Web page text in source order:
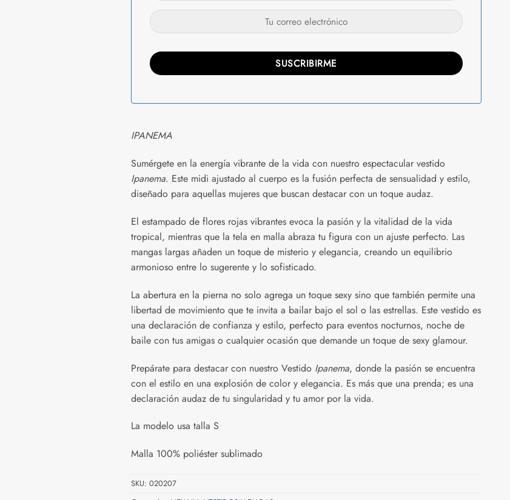
IPANEMA
Sumérgete en la energía vibrante de la vida con nuestro espectacular vestido
Ipanema. Este midi ajustado al cuerpo es la fusión perfecta de sensualidad y estilo,
diseñado para aquellas mujeres que buscan destacar con un toque audaz.
El estampado de flores rojas vibrantes evoca la pasión y la vitalidad de la vida
tropical, mientras que la tela en malla abraza tu figura con un ajuste perfecto. Las
mangas largas añaden un toque de misterio y elegancia, creando un equilibrio
armonioso entre lo sugerente y lo sofisticado.
La abertura en la pierna no solo agrega un toque sexy sino que también permite una
libertad de movimiento que te invita a bailar bajo el sol o las estrellas. Este vestido es
una declaración de confianza y estilo, perfecto para eventos nocturnos, noche de
baile con tus amigas o cualquier ocasión que demande un toque de sexy glamour.
Prepárate para destacar con nuestro Vestido Ipanema, donde la pasión se encuentra
con el estilo en una explosión de color y elegancia. Es más que una prenda; es una
declaración audaz de tu singularidad y tu amor por la vida.
La modelo usa talla S
Malla 100% poliéster sublimado
SKU:020207